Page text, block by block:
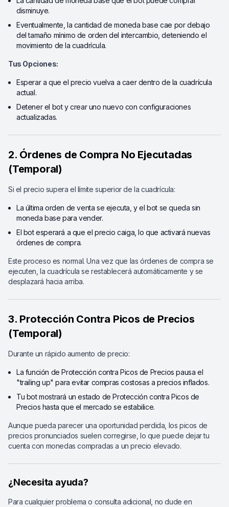
disminuye.
Eventualmente, la cantidad de moneda base cae por debajo
del tamaño mínimo de orden del intercambio, deteniendo el
movimiento de la cuadrícula.
Tus Opciones:
Esperar a que el precio vuelva a caer dentro de la cuadrícula
actual.
Detener el bot y crear uno nuevo con configuraciones
actualizadas.
2. Órdenes de Compra No Ejecutadas
(Temporal)
Si el precio supera el límite superior de la cuadrícula:
La última orden de venta se ejecuta, y el bot se queda sin
moneda base para vender.
El bot esperará a que el precio caiga, lo que activará nuevas
órdenes de compra.
Este proceso es normal. Una vez que las órdenes de compra se
ejecuten, la cuadrícula se restablecerá automáticamente y se
desplazará hacia arriba.
3. Protección Contra Picos de Precios
(Temporal)
Durante un rápido aumento de precio:
La función de Protección contra Picos de Precios pausa el
"trailing up" para evitar compras costosas a precios inflados.
Tu bot mostrará un estado de Protección contra Picos de
Precios hasta que el mercado se estabilice.
Aunque pueda parecer una oportunidad perdida, los picos de
precios pronunciados suelen corregirse, lo que puede dejar tu
cuenta con monedas compradas a un precio elevado.
¿Necesita ayuda?
Para cualquier problema o consulta adicional, no dude en